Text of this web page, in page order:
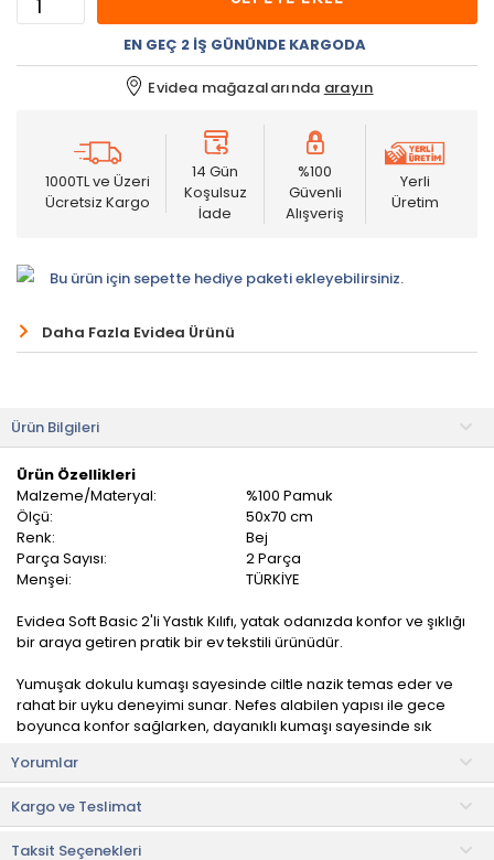
EN GEÇ 2 İŞ GÜNÜNDE KARGODA
Evidea mağazalarında arayın
1000TL ve Üzeri
Ücretsiz Kargo
14 Gün
Koşulsuz
İade
%100
Güvenli
Alışveriş
Yerli
Üretim
Bu ürün için sepette hediye paketi ekleyebilirsiniz.
Daha Fazla Evidea Ürünü
Ürün Bilgileri
Ürün Özellikleri
Malzeme/Materyal:
%100 Pamuk
Ölçü:
50x70 cm
Renk:
Bej
Parça Sayısı:
2 Parça
Menşei:
TÜRKİYE
Evidea Soft Basic 2'li Yastık Kılıfı, yatak odanızda konfor ve şıklığı
bir araya getiren pratik bir ev tekstili ürünüdür.
Yumuşak dokulu kumaşı sayesinde ciltle nazik temas eder ve
rahat bir uyku deneyimi sunar. Nefes alabilen yapısı ile gece
boyunca konfor sağlarken, dayanıklı kumaşı sayesinde sık
Ürün İçeriği
• Yastık kılıfı: 50x70 cm (2 adet)
Kullanım ve Bakım Bilgileri
Yorumlar
Kargo ve Teslimat
Taksit Seçenekleri